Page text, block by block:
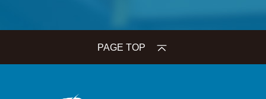
PAGE TOP